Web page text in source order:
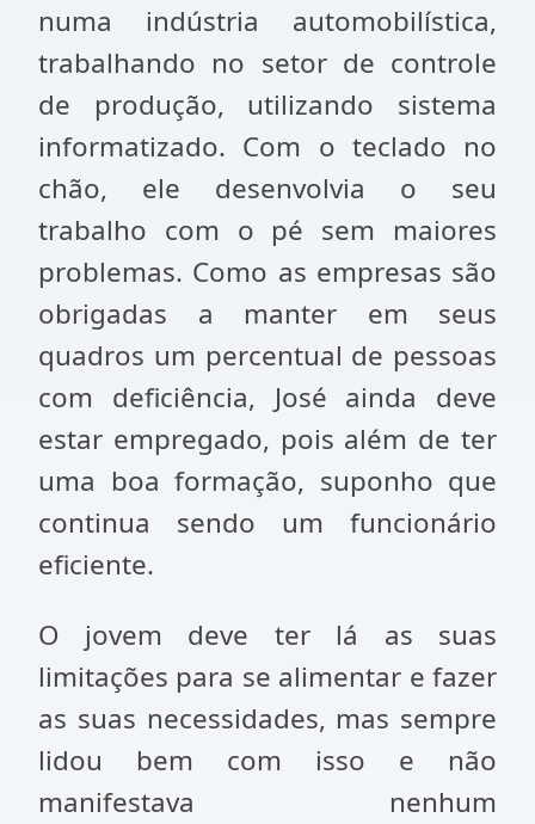
numa indústria automobilística,
trabalhando no setor de controle
de produção, utilizando sistema
informatizado. Com o teclado no
chão, ele desenvolvia o seu
trabalho com o pé sem maiores
problemas. Como as empresas são
obrigadas a manter em seus
quadros um percentual de pessoas
com deficiência, José ainda deve
estar empregado, pois além de ter
uma boa formação, suponho que
continua sendo um funcionário
eficiente.
O jovem deve ter lá as suas
limitações para se alimentar e fazer
as suas necessidades, mas sempre
lidou bem com isso e não
manifestava nenhum